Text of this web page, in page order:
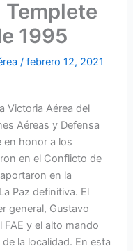
1995
/febrero 12, 2021
Victoria Aérea del
Aéreas y Defensa
en honor a los
en el Conflicto de
en la
Paz definitiva. El
general, Gustavo
FAE y el alto mando
la localidad. En esta